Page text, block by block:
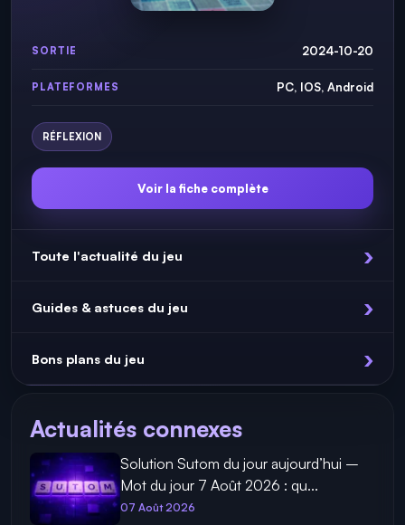
SORTIE 2024-10-20
PLATEFORMES PC, IOS, Android
RÉFLEXION
Voir la fiche complète
Toute l'actualité du jeu
Guides & astuces du jeu
Bons plans du jeu
Actualités connexes
Solution Sutom du jour aujourd’hui –
Mot du jour 7 Août 2026 : qu...
07 Août 2026